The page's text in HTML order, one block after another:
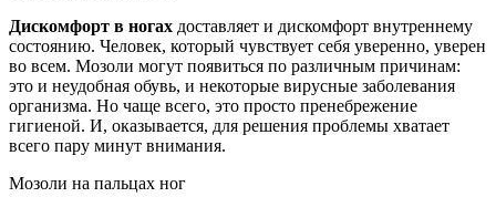
Дискомфорт в ногах доставляет и дискомфорт внутреннему
состоянию. Человек, который чувствует себя уверенно, уверен
во всем. Мозоли могут появиться по различным причинам:
это и неудобная обувь, и некоторые вирусные заболевания
организма. Но чаще всего, это просто пренебрежение
гигиеной. И, оказывается, для решения проблемы хватает
всего пару минут внимания.
Мозоли на пальцах ног